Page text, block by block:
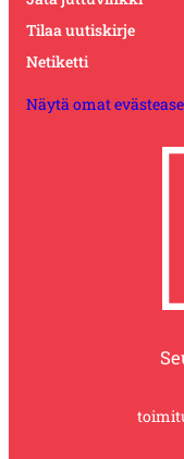
Tilaa uutiskirje
Netiketti
Näytä omat